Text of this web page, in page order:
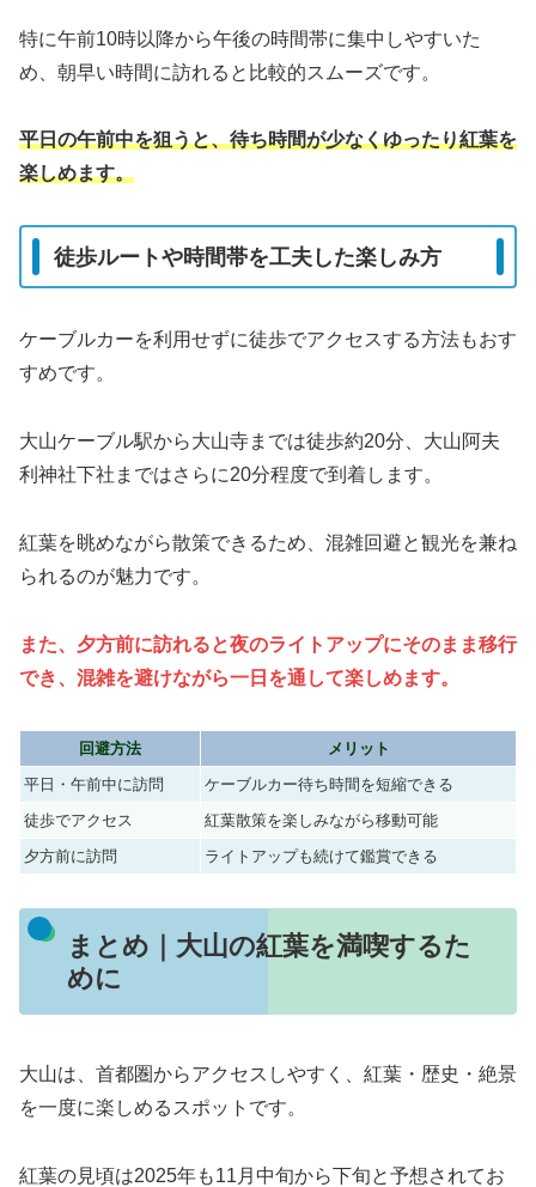
特に午前10時以降から午後の時間帯に集中しやすいた
め、朝早い時間に訪れると比較的スムーズです。
平日の午前中を狙うと、待ち時間が少なくゆったり紅葉を
楽しめます。
徒歩ルートや時間帯を工夫した楽しみ方
ケーブルカーを利用せずに徒歩でアクセスする方法もおす
すめです。
大山ケーブル駅から大山寺までは徒歩約20分、大山阿夫
利神社下社まではさらに20分程度で到着します。
紅葉を眺めながら散策できるため、混雑回避と観光を兼ね
られるのが魅力です。
また、夕方前に訪れると夜のライトアップにそのまま移行
でき、混雑を避けながら一日を通して楽しめます。
回避方法
メリット
平日・午前中に訪問
ケーブルカー待ち時間を短縮できる
徒歩でアクセス
紅葉散策を楽しみながら移動可能
夕方前に訪問
ライトアップも続けて鑑賞できる
まとめ｜大山の紅葉を満喫するた
めに
大山は、首都圏からアクセスしやすく、紅葉・歴史・絶景
を一度に楽しめるスポットです。
紅葉の見頃は2025年も11月中旬から下旬と予想されてお